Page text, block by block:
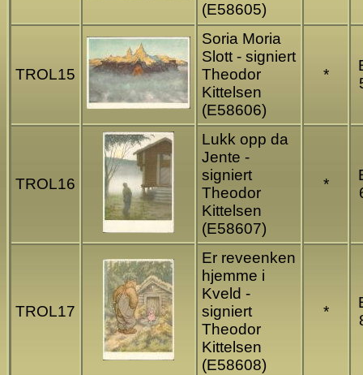
(E58605)
TROL15
Soria Moria
Slott - signiert
Theodor
Kittelsen
(E58606)
*
TROL16
Lukk opp da
Jente -
signiert
Theodor
Kittelsen
(E58607)
*
TROL17
Er reveenken
hjemme i
Kveld -
signiert
Theodor
Kittelsen
(E58608)
*